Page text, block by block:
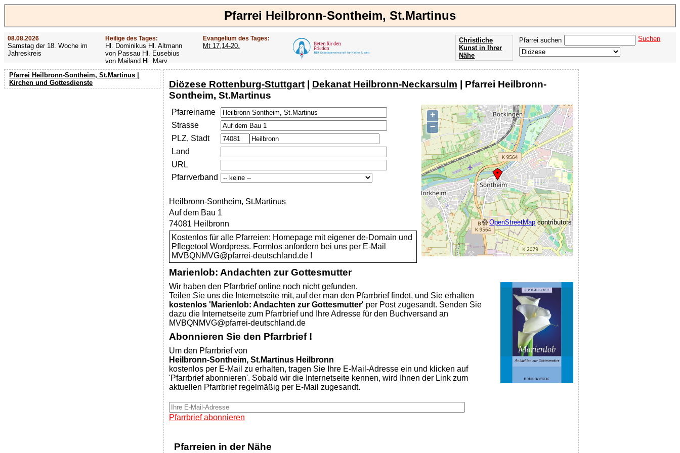
Pfarrei Heilbronn-Sontheim, St.Martinus
08.08.2026
Samstag der 18. Woche im
Jahreskreis
Heilige des Tages:
Hl. Dominikus Hl. Altmann
von Passau Hl. Eusebius
von Mailand Hl. Mary
MacKillop Hl. Cyriakus Hl.
Hildiger Vierzehn heilige
Nothelfer Hl. Famian Hl.
Evangelium des Tages:
Mt 17,14-20.
Pfarrei suchen Suchen
Christliche
Kunst in Ihrer
Nähe
Pfarrei Heilbronn-Sontheim, St.Martinus |
Kirchen und Gottesdienste
Diözese Rottenburg-Stuttgart| Dekanat Heilbronn-Neckarsulm | Pfarrei Heilbronn-
Sontheim, St.Martinus
+
−
©OpenStreetMapcontributors
Pfarreiname
Strasse
PLZ, Stadt
Land
URL
Pfarrverband
Heilbronn-Sontheim, St.Martinus
Auf dem Bau 1
74081 Heilbronn
Kostenlos für alle Pfarreien: Homepage mit eigener de-Domain und
Pflegetool Wordpress. Formlos anfordern bei uns per E-Mail
MVBQNMVG@pfarrei-deutschland.de !
Marienlob: Andachten zur Gottesmutter
Wir haben den Pfarrbrief online noch nicht gefunden.
Teilen Sie uns die Internetseite mit, auf der man den Pfarrbrief findet, und Sie erhalten
kostenlos 'Marienlob: Andachten zur Gottesmutter' per Post zugesandt. Senden Sie
dazu die Internetseite zum Pfarrbrief und Ihre Adresse für den Buchversand an
MVBQNMVG@pfarrei-deutschland.de
Abonnieren Sie den Pfarrbrief !
Um den Pfarrbrief von
Heilbronn-Sontheim, St.Martinus Heilbronn
kostenlos per E-Mail zu erhalten, tragen Sie Ihre E-Mail-Adresse ein und klicken auf
'Pfarrbrief abonnieren'. Sobald wir die Internetseite kennen, wird Ihnen der Link zum
aktuellen Pfarrbrief regelmäßig per E-Mail zugesandt.
Pfarrbrief abonnieren
Pfarreien in der Nähe